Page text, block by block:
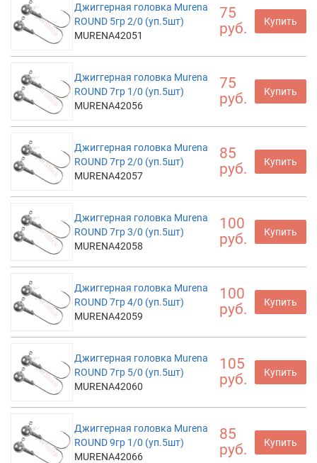
Джиггерная головка Murena
ROUND 5гр 2/0 (уп.5шт)
MURENA42051
75
руб.
Купить
Джиггерная головка Murena
ROUND 7гр 1/0 (уп.5шт)
MURENA42056
75
руб.
Купить
Джиггерная головка Murena
ROUND 7гр 2/0 (уп.5шт)
MURENA42057
85
руб.
Купить
Джиггерная головка Murena
ROUND 7гр 3/0 (уп.5шт)
MURENA42058
100
руб.
Купить
Джиггерная головка Murena
ROUND 7гр 4/0 (уп.5шт)
MURENA42059
100
руб.
Купить
Джиггерная головка Murena
ROUND 7гр 5/0 (уп.5шт)
MURENA42060
105
руб.
Купить
Джиггерная головка Murena
ROUND 9гр 1/0 (уп.5шт)
MURENA42066
85
руб.
Купить